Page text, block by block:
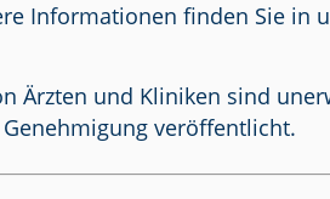
Informationen finden Sie in
Ärzten und Kliniken sind
veröffentlicht.